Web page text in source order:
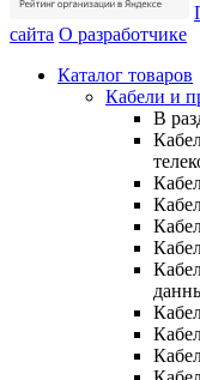
сайта О разработчике
Каталог товаров
Кабели и
В